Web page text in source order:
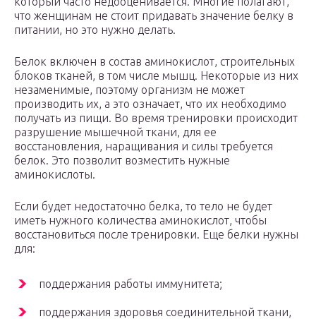
что женщинам не стоит придавать значение белку в
питании, но это нужно делать.
Белок включен в состав аминокислот, строительных
блоков тканей, в том числе мышц. Некоторые из них
незаменимые, поэтому организм не может
производить их, а это означает, что их необходимо
получать из пищи. Во время тренировки происходит
разрушение мышечной ткани, для ее
восстановления, наращивания и силы требуется
белок. Это позволит возместить нужные
аминокислоты.
Если будет недостаточно белка, то тело не будет
иметь нужного количества аминокислот, чтобы
восстановиться после тренировки. Еще белки нужны
для:
поддержания работы иммунитета;
поддержания здоровья соединительной ткани,